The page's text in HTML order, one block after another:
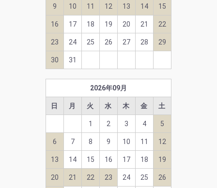
9 10 11 12 13 14 15
16 17 18 19 20 21 22
23 24 25 26 27 28 29
30 31
2026年09月
日 月 火 水 木 金 土
1 2 3 4 5
6 7 8 9 10 11 12
13 14 15 16 17 18 19
20 21 22 23 24 25 26